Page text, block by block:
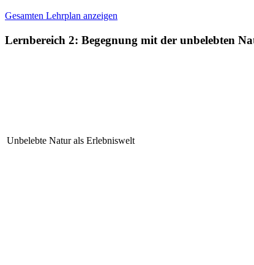
Gesamten Lehrplan anzeigen
Lernbereich 2: Begegnung mit der unbelebten
Unbelebte Natur als Erlebniswelt